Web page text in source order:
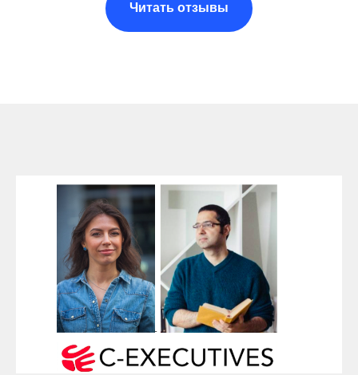
Читать отзывы